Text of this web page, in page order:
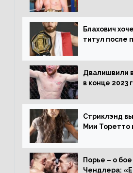
Блахович
титул после
увезти пояс
Двалишвили
в конце 2023
Стриклэнд
Мии Торетто
смотреть
фильм»
Порье – о
Чендлера: